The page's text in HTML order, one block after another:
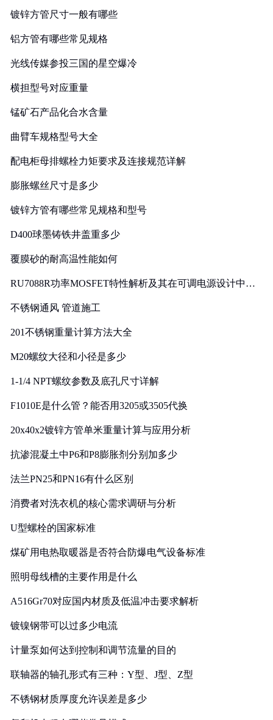
镀锌方管尺寸一般有哪些
铝方管有哪些常见规格
光线传媒参投三国的星空爆冷
横担型号对应重量
锰矿石产品化合水含量
曲臂车规格型号大全
配电柜母排螺栓力矩要求及连接规范详解
膨胀螺丝尺寸是多少
镀锌方管有哪些常见规格和型号
D400球墨铸铁井盖重多少
覆膜砂的耐高温性能如何
RU7088R功率MOSFET特性解析及其在可调电源设计中的
不锈钢通风 管道施工
201不锈钢重量计算方法大全
M20螺纹大径和小径是多少
1-1/4 NPT螺纹参数及底孔尺寸详解
F1010E是什么管？能否用3205或3505代换
20x40x2镀锌方管单米重量计算与应用分析
抗渗混凝土中P6和P8膨胀剂分别加多少
法兰PN25和PN16有什么区别
消费者对洗衣机的核心需求调研与分析
U型螺栓的国家标准
煤矿用电热取暖器是否符合防爆电气设备标准
照明母线槽的主要作用是什么
A516Gr70对应国内材质及低温冲击要求解析
镀镍钢带可以过多少电流
计量泵如何达到控制和调节流量的目的
联轴器的轴孔形式有三种：Y型、J型、Z型
不锈钢材质厚度允许误差是多少